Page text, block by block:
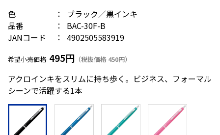
色
ブラック／黒インキ
品番
BAC-30F-B
JANコード
4902505583919
希望小売価格 495円 （税抜価格 450円）
アクロインキをスリムに持ち歩く。ビジネス、フォーマル
シーンで活躍する1本